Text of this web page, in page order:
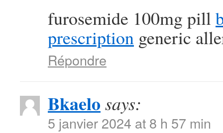
furosemide 100mg pill
prescription generic
Répondre
Bkaelo says:
5 janvier 2024 at 8 h 57 min